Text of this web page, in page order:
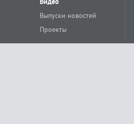
Выпуски новостей
Проекты